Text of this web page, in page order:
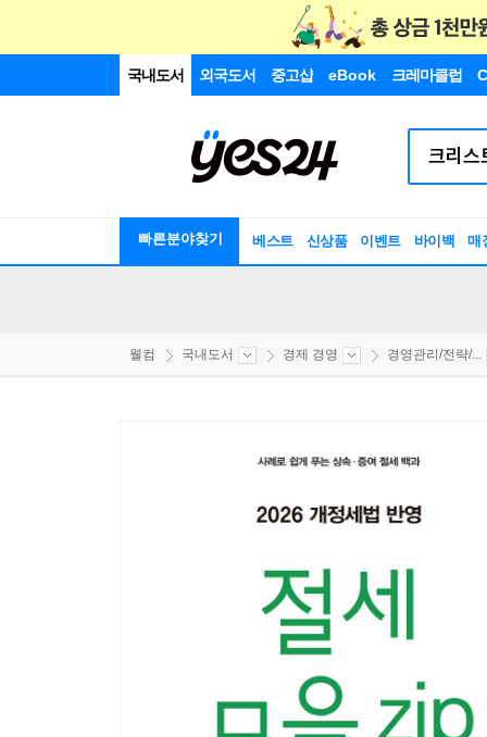
국내도서 외국도서 중고샵 eBook 크레마클럽
빠른분야찾기 베스트 신상품 이벤트 바이백 매
웰컴 국내도서 경제 경영 경영관리/전략/...